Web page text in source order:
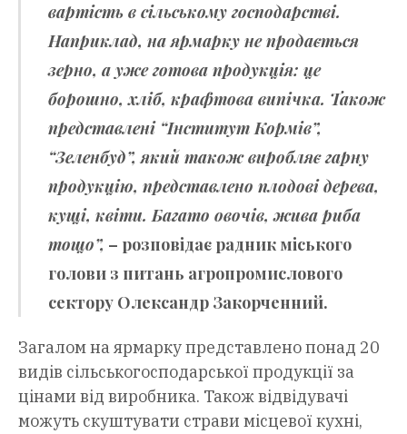
вартість в сільському господарстві.
Наприклад, на ярмарку не продається
зерно, а уже готова продукція: це
борошно, хліб, крафтова випічка. Також
представлені “Інститут Кормів”,
“Зеленбуд”, який також виробляє гарну
продукцію, представлено плодові дерева,
кущі, квіти. Багато овочів, жива риба
тощо”, – розповідає радник міського
голови з питань агропромислового
сектору Олександр Закорченний.
Загалом на ярмарку представлено понад 20
видів сільськогосподарської продукції за
цінами від виробника. Також відвідувачі
можуть скуштувати страви місцевої кухні,